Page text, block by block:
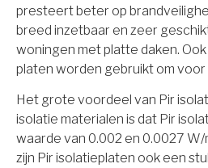
presteert beter op
breed inzetbaar en zeer
woningen met platte daken.
platen worden gebruikt om voor
Het grote voordeel van Pir
isolatie materialen is dat Pir
waarde van 0.002 en 0.0027
zijn Pir isolatieplaten ook een